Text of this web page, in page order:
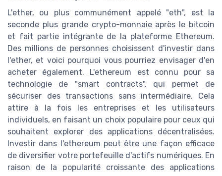
L'ether, ou plus communément appelé "eth", est la
seconde plus grande crypto-monnaie après le bitcoin
et fait partie intégrante de la plateforme Ethereum.
Des millions de personnes choisissent d'investir dans
l'ether, et voici pourquoi vous pourriez envisager d'en
acheter également. L'ethereum est connu pour sa
technologie de "smart contracts", qui permet de
sécuriser des transactions sans intermédiaire. Cela
attire à la fois les entreprises et les utilisateurs
individuels, en faisant un choix populaire pour ceux qui
souhaitent explorer des applications décentralisées.
Investir dans l'ethereum peut être une façon efficace
de diversifier votre portefeuille d'actifs numériques. En
raison de la popularité croissante des applications